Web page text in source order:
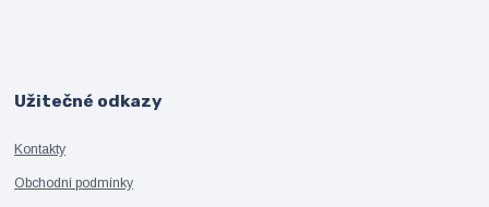
Užitečné odkazy
Kontakty
Obchodní podmínky